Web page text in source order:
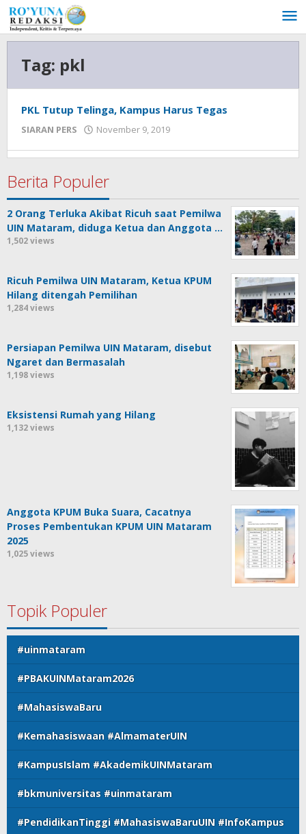
Lewati
ke
konten
Tag: pkl
PKL Tutup Telinga, Kampus Harus Tegas
SIARAN PERS November 9, 2019
Berita Populer
2 Orang Terluka Akibat Ricuh saat Pemilwa
UIN Mataram, diduga Ketua dan Anggota …
1,502 views
Ricuh Pemilwa UIN Mataram, Ketua KPUM
Hilang ditengah Pemilihan
1,284 views
Persiapan Pemilwa UIN Mataram, disebut
Ngaret dan Bermasalah
1,198 views
Eksistensi Rumah yang Hilang
1,132 views
Anggota KPUM Buka Suara, Cacatnya
Proses Pembentukan KPUM UIN Mataram
2025
1,025 views
Topik Populer
#uinmataram
#PBAKUINMataram2026
#MahasiswaBaru
#Kemahasiswaan #AlmamaterUIN
#KampusIslam #AkademikUINMataram
#bkmuniversitas #uinmataram
#PendidikanTinggi #MahasiswaBaruUIN #InfoKampus